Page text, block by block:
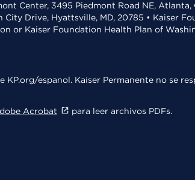
Center, 3495 Piedmont Road NE,
Drive, Hyattsville, MD, 20785 • Kaiser
or Kaiser Foundation Health Plan of
KP.org/espanol. Kaiser Permanente no se
Acrobat para leer archivos PDFs.